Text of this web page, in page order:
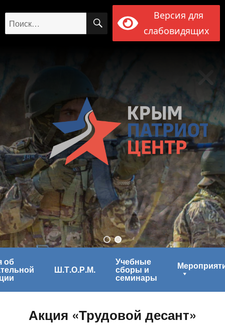
Искать: ПОИСК
Версия для
слабовидящих
об
Ш.Т.О.Р.М.
Учебные
сборы и
семинары
Акция «Трудовой десант»